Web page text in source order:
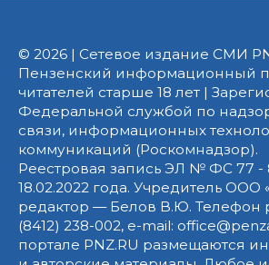
© 2026 | Сетевое издание СМИ
Пензенский информационный
читателей старше 18 лет |
Федеральной службой по
связи, информационных
коммуникаций (Роскомнадзор).
Реестровая запись ЭЛ № ФС 77 -
18.02.2022 года. Учредитель ООО
редактор — Белов В.Ю. Телефон
(8412) 238-002, e-mail:
портале PNZ.RU размещаются